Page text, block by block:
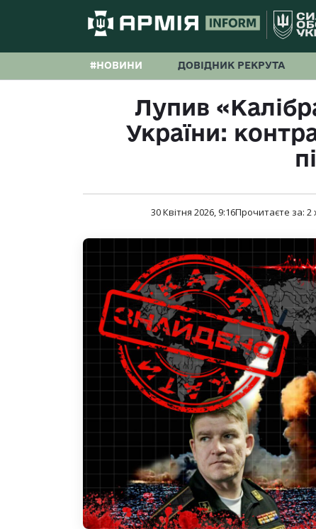
#НОВИНИ ДОВІДНИК РЕКРУТА
Лупив
України:
30 Квітня 2026, 9:16Прочитаєте за: 2